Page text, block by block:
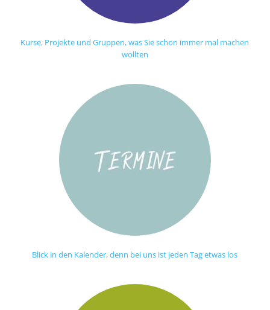
Kurse, Projekte und Gruppen, was Sie schon immer mal machen
wollten
Blick in den Kalender, denn bei uns ist jeden Tag etwas los